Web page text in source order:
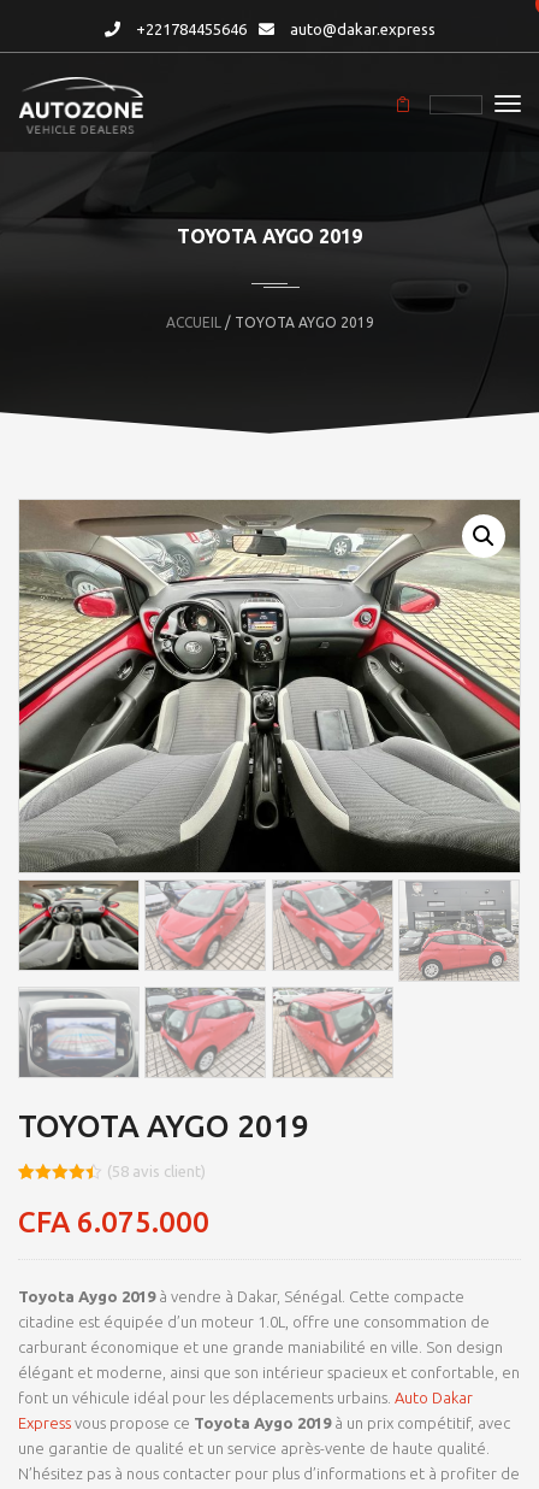
+221784455646 auto@dakar.express
TOYOTA AYGO 2019
ACCUEIL / TOYOTA AYGO 2019
TOYOTA AYGO 2019
sur 5
basé sur
client
(58 avis client)
CFA6.075.000
Toyota Aygo 2019à vendre à Dakar, Sénégal. Cette compacte
citadine est équipée d’un moteur 1.0L, offre une consommation de
carburant économique et une grande maniabilité en ville. Son design
élégant et moderne, ainsi que son intérieur spacieux et confortable, en
font un véhicule idéal pour les déplacements urbains. Auto Dakar
Express vous propose ce Toyota Aygo 2019à un prix compétitif, avec
une garantie de qualité et un service après-vente de haute qualité.
N’hésitez pas à nous contacter pour plus d’informations et à profiter de